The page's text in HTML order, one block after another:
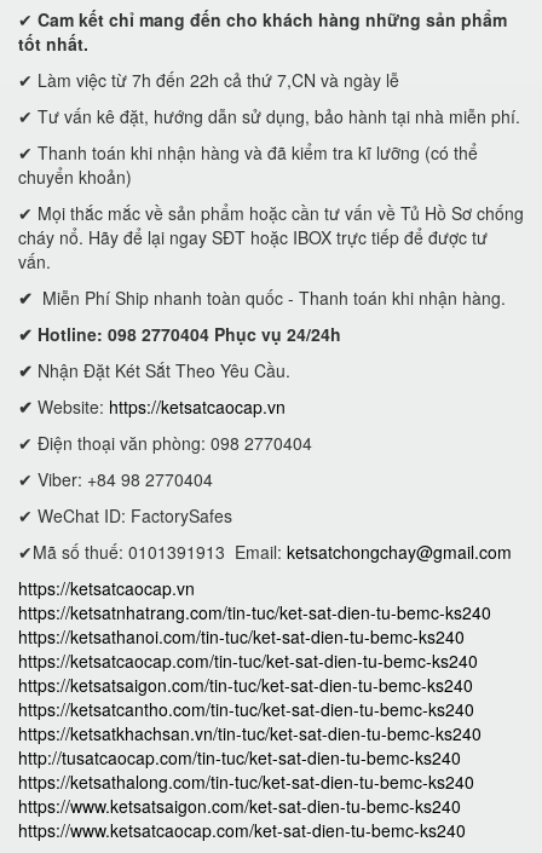
✔ Cam kết chỉ mang đến cho khách hàng những sản phẩm
tốt nhất.
✔ Làm việc từ 7h đến 22h cả thứ 7,CN và ngày lễ
✔ Tư vấn kê đặt, hướng dẫn sử dụng, bảo hành tại nhà miễn phí.
✔ Thanh toán khi nhận hàng và đã kiểm tra kĩ lưỡng (có thể
chuyển khoản)
✔ Mọi thắc mắc về sản phẩm hoặc cần tư vấn về Tủ Hồ Sơ chống
cháy nổ. Hãy để lại ngay SĐT hoặc IBOX trực tiếp để được tư
vấn.
✔ Miễn Phí Ship nhanh toàn quốc - Thanh toán khi nhận hàng.
✔ Hotline: 098 2770404 Phục vụ 24/24h
✔ Nhận Đặt Két Sắt Theo Yêu Cầu.
✔ Website: https://ketsatcaocap.vn
✔ Điện thoại văn phòng: 098 2770404
✔ Viber: +84 98 2770404
✔ WeChat ID: FactorySafes
✔Mã số thuế: 0101391913 Email: ketsatchongchay@gmail.com
https://ketsatcaocap.vn
https://ketsatnhatrang.com/tin-tuc/ket-sat-dien-tu-bemc-ks240
https://ketsathanoi.com/tin-tuc/ket-sat-dien-tu-bemc-ks240
https://ketsatcaocap.com/tin-tuc/ket-sat-dien-tu-bemc-ks240
https://ketsatsaigon.com/tin-tuc/ket-sat-dien-tu-bemc-ks240
https://ketsatcantho.com/tin-tuc/ket-sat-dien-tu-bemc-ks240
https://ketsatkhachsan.vn/tin-tuc/ket-sat-dien-tu-bemc-ks240
http://tusatcaocap.com/tin-tuc/ket-sat-dien-tu-bemc-ks240
https://ketsathalong.com/tin-tuc/ket-sat-dien-tu-bemc-ks240
https://www.ketsatsaigon.com/ket-sat-dien-tu-bemc-ks240
https://www.ketsatcaocap.com/ket-sat-dien-tu-bemc-ks240